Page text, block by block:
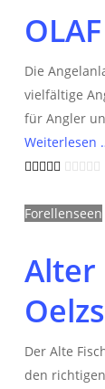
Die
vielfältige
für Angler
Weiterlesen
Forellenseen
Alter
Der Alte
den